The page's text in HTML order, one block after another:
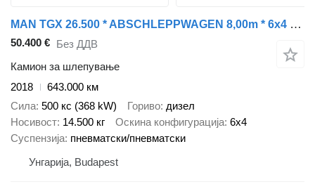
MAN TGX 26.500 * ABSCHLEPPWAGEN 8,00m * 6x4 * TOP
50.400 € Без ДДВ
Камион за шлепување
2018
643.000 км
Сила 500 кс (368 kW) Гориво дизел
Носивост 14.500 кг Оскина конфигурација 6x4
Суспензија пневматски/пневматски
Унгарија, Budapest